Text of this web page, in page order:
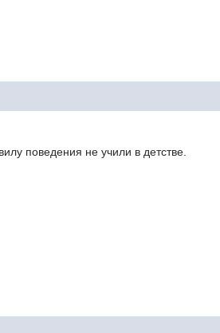
поведения не учили в детстве.